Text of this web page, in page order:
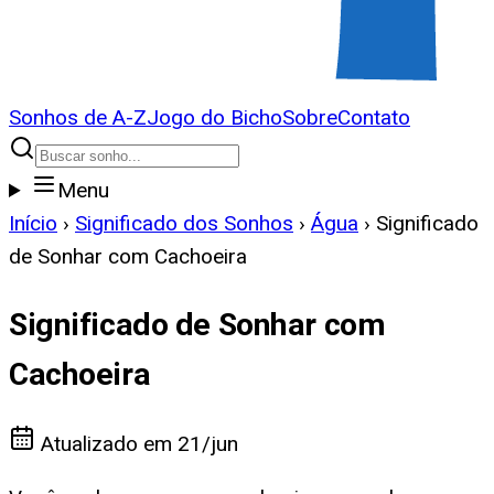
Sonhos de A-ZJogo do BichoSobreContato
Menu
Início › Significado dos Sonhos › Água › Significado
de Sonhar com Cachoeira
Significado de Sonhar com
Cachoeira
Atualizado em 21/jun